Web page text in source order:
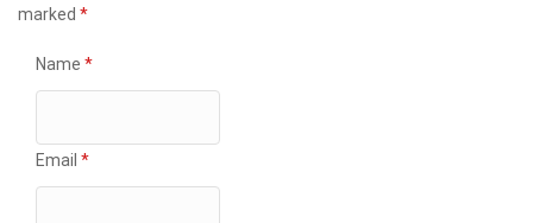
marked *
Name *
Email *